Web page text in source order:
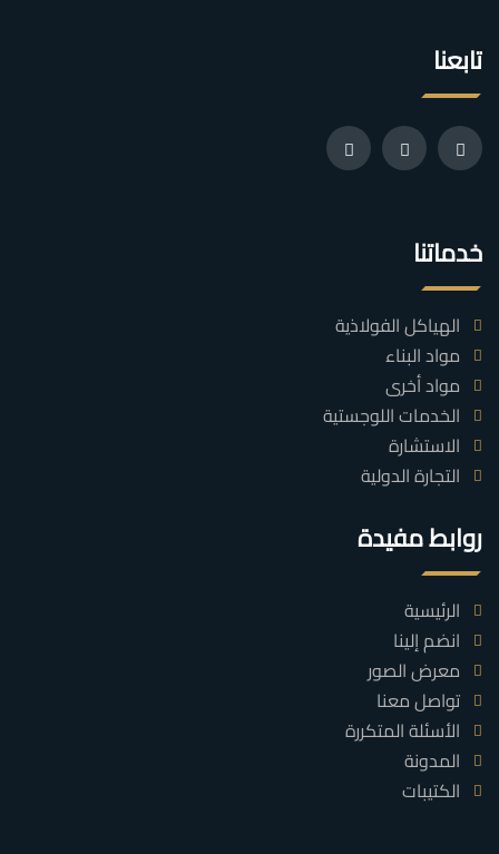
تابعنا
خدماتنا
الهياكل الفولاذية
مواد البناء
مواد أخرى
الخدمات اللوجستية
الاستشارة
التجارة الدولية
روابط مفيدة
الرئيسية
انضم إلينا
معرض الصور
تواصل معنا
الأسئلة المتكررة
المدونة
الكتيبات